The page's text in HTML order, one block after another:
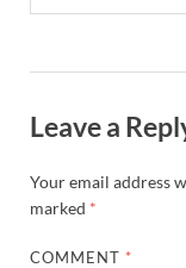
Leave a
Your email address
marked *
COMMENT *